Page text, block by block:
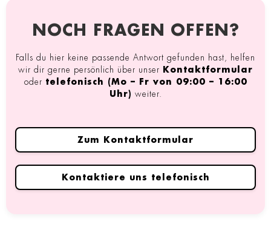
NOCH FRAGEN OFFEN?
Falls du hier keine passende Antwort gefunden hast, helfen
wir dir gerne persönlich über unser
Kontaktformular
oder telefonisch (Mo – Fr von 09:00 – 16:00
Uhr) weiter.
Zum Kontaktformular
Kontaktiere uns telefonisch